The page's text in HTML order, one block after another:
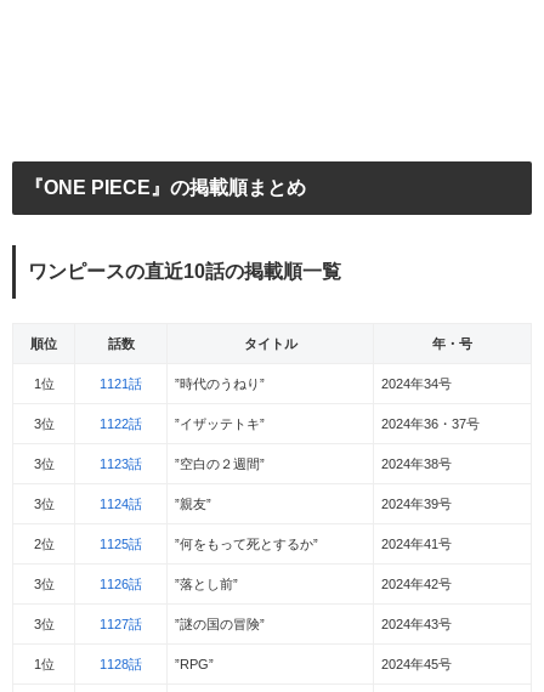
『ONE PIECE』の掲載順まとめ
ワンピースの直近10話の掲載順一覧
順位 話数 タイトル 年・号
1位 1121話 ”時代のうねり” 2024年34号
3位 1122話 ”イザッテトキ” 2024年36・37号
3位 1123話 ”空白の２週間” 2024年38号
3位 1124話 ”親友” 2024年39号
2位 1125話 ”何をもって死とするか” 2024年41号
3位 1126話 ”落とし前” 2024年42号
3位 1127話 ”謎の国の冒険” 2024年43号
1位 1128話 ”RPG” 2024年45号